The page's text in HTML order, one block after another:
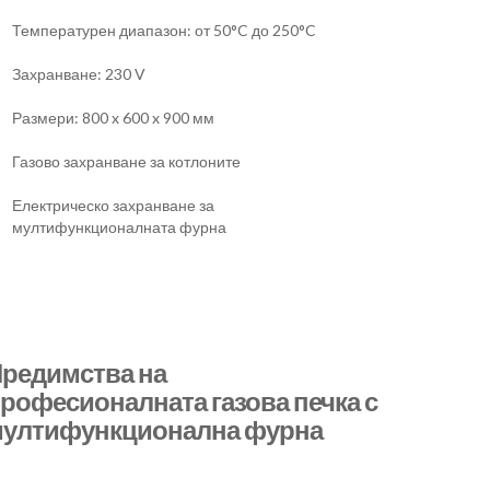
Температурен диапазон: от 50°C до 250°C
Захранване: 230 V
Размери: 800 x 600 x 900 мм
Газово захранване за котлоните
Електрическо захранване за
мултифункционалната фурна
на
газова печка с
фурна